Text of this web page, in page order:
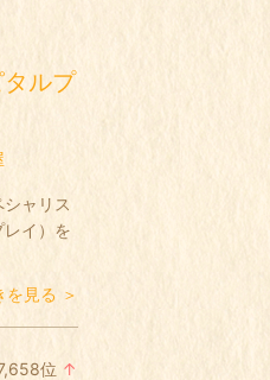
ルプ
ャリス
レイ）を
を見る ＞
位 ↑